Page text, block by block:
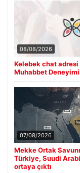
08/08/2026
Kelebek chat
Muhabbet Deneyimi
07/08/2026
Mekke Ortak
Türkiye, Suudi
ortaya çıktı